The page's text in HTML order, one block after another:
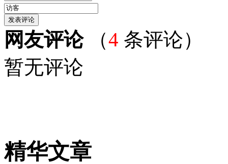
网友评论（4 条评论）
暂无评论
精华文章